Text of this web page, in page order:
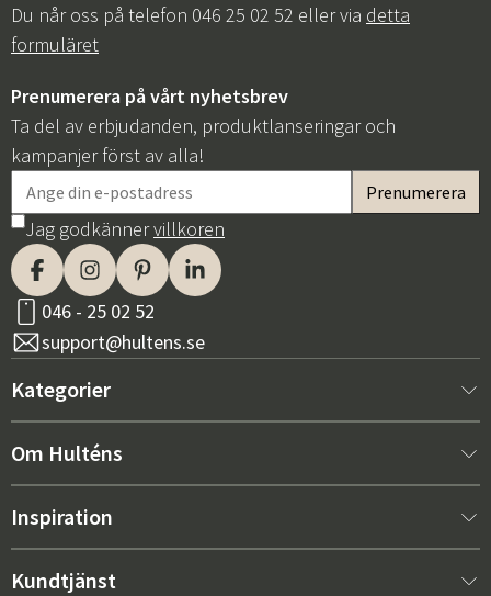
Du når oss på telefon 046 25 02 52 eller via detta
formuläret
Prenumerera på vårt nyhetsbrev
Ta del av erbjudanden, produktlanseringar och
kampanjer först av alla!
Jag godkännervillkoren
046 - 25 02 52
support@hultens.se
Kategorier
Nytt hos oss
Inredning
Om Hulténs
Om Hulténs
Inspiration
Bästsäljare
Kundtjänst